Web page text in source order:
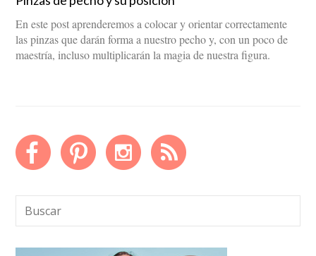
En este post aprenderemos a colocar y orientar correctamente
las pinzas que darán forma a nuestro pecho y, con un poco de
maestría, incluso multiplicarán la magia de nuestra figura.